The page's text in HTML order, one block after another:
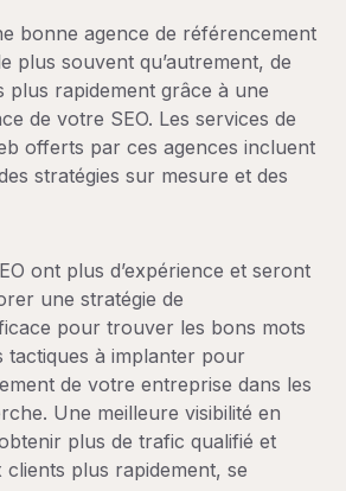
bonne agence de référencement
plus souvent qu’autrement, de
plus rapidement grâce à une
de votre SEO. Les services de
offerts par ces agences incluent
stratégies sur mesure et des
ont plus d’expérience et seront
une stratégie de
pour trouver les bons mots
tactiques à implanter pour
de votre entreprise dans les
Une meilleure visibilité en
plus de trafic qualifié et
plus rapidement, se